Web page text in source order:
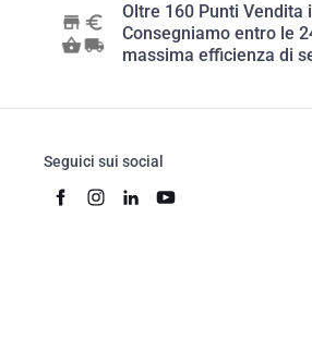
Oltre 160 Punti Vendita
Consegniamo entro le
massima efficienza di
Seguici sui social